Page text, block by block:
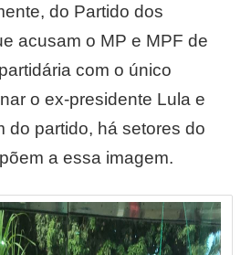
do Partido dos
acusam o MP e MPF de
com o único
o ex-presidente Lula e
do partido, há setores do
a essa imagem.